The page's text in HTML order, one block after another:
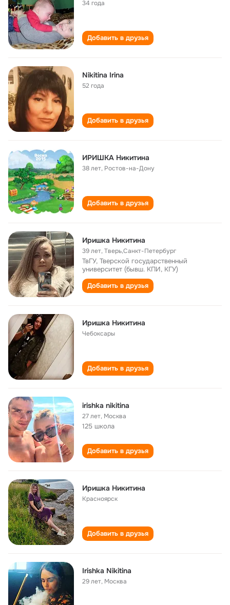
34 года
Добавить в друзья
Nikitina Irina
52 года
Добавить в друзья
ИРИШКА Никитина
38 лет, Ростов-на-Дону
Добавить в друзья
Иришка Никитина
39 лет,Тверь,Санкт-Петербург
ТвГУ, Тверской государственный
университет (бывш. КПИ, КГУ)
Добавить в друзья
Иришка Никитина
Чебоксары
Добавить в друзья
irishka nikitina
27 лет, Москва
125 школа
Добавить в друзья
Иришка Никитина
Красноярск
Добавить в друзья
Irishka Nikitina
29 лет, Москва